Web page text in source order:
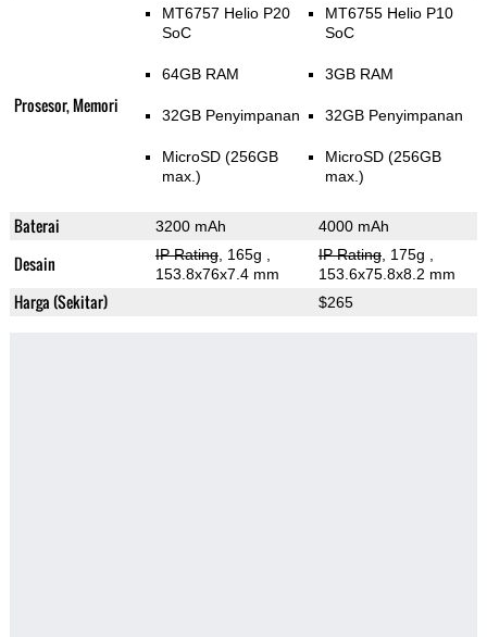
Prosesor, Memori
MT6757 Helio P20
SoC
64GB RAM
32GB Penyimpanan
MicroSD (256GB
max.)
MT6755 Helio P10
SoC
3GB RAM
32GB Penyimpanan
MicroSD (256GB
max.)
Baterai 3200 mAh 4000 mAh
Desain IP Rating, 165g
153.8x76x7.4 mm
IP Rating, 175g
153.6x75.8x8.2 mm
Harga (Sekitar) $265